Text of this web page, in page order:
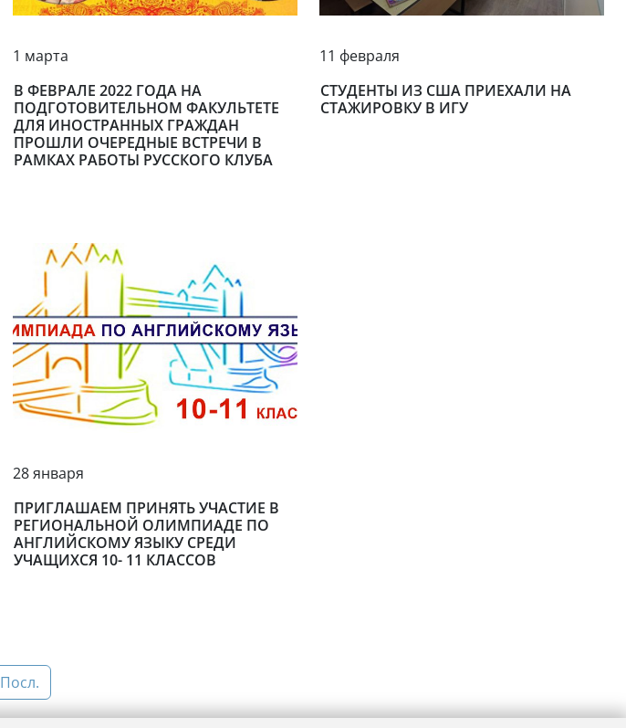
1 марта
В ФЕВРАЛЕ 2022 ГОДА НА
ПОДГОТОВИТЕЛЬНОМ ФАКУЛЬТЕТЕ
ДЛЯ ИНОСТРАННЫХ ГРАЖДАН
ПРОШЛИ ОЧЕРЕДНЫЕ ВСТРЕЧИ В
РАМКАХ РАБОТЫ РУССКОГО КЛУБА
11 февраля
СТУДЕНТЫ ИЗ США ПРИЕХАЛИ НА
СТАЖИРОВКУ В ИГУ
28 января
ПРИГЛАШАЕМ ПРИНЯТЬ УЧАСТИЕ В
РЕГИОНАЛЬНОЙ ОЛИМПИАДЕ ПО
АНГЛИЙСКОМУ ЯЗЫКУ СРЕДИ
УЧАЩИХСЯ 10- 11 КЛАССОВ
Посл.